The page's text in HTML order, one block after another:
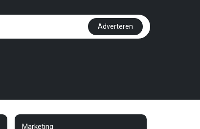
Adverteren
Marketing